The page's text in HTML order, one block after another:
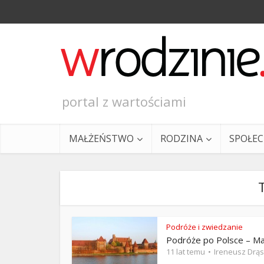
portal z wartościami
MAŁŻEŃSTWO RODZINA
Podróże i zwiedzanie
Podróże po Polsce –
11 lat temu Ireneusz